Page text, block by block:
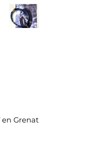
Grenat